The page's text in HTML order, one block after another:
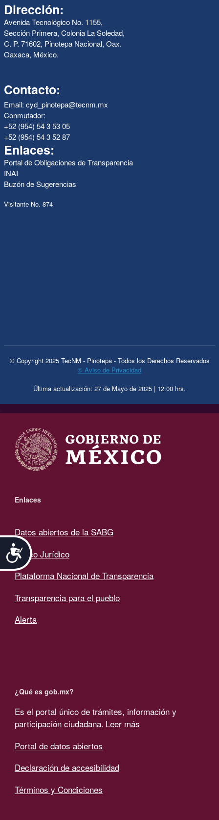
Accesibilidad
Dirección:
Avenida Tecnológico No. 1155,
Sección Primera, Colonia La Soledad,
C. P. 71602, Pinotepa Nacional, Oax.
Oaxaca, México.
Contacto:
Email: cyd_pinotepa@tecnm.mx
Conmutador:
+52 (954) 54 3 53 05
+52 (954) 54 3 52 87
Enlaces:
Portal de Obligaciones de Transparencia
INAI
Buzón de Sugerencias
Visitante No. 874
© Copyright 2025 TecNM - Pinotepa - Todos los Derechos Reservados
© Aviso de Privacidad
Última actualización: 27 de Mayo de 2025 | 12:00 hrs.
.
Enlaces
Datos abiertos de la SABG
Marco Jurídico
Plataforma Nacional de Transparencia
Transparencia para el pueblo
Alerta
¿Qué es gob.mx?
Es el portal único de trámites, información y
participación ciudadana. Leer más
Portal de datos abiertos
Declaración de accesibilidad
Términos y Condiciones